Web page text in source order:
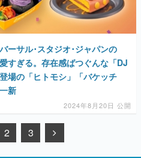
ーサル･スタジオ･ジャパンの
すぎる。存在感ばつぐんな「DJ
場の「ヒトモシ」「バケッチ
新
2024年8月20日 公開
2 3